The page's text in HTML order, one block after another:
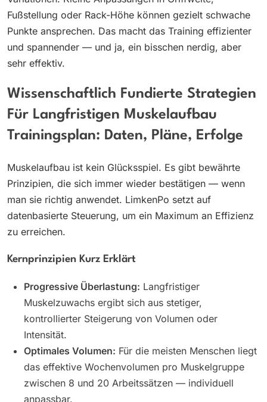
Fußstellung oder Rack-Höhe können gezielt schwache
Punkte ansprechen. Das macht das Training effizienter
und spannender — und ja, ein bisschen nerdig, aber
sehr effektiv.
Wissenschaftlich Fundierte Strategien
Für Langfristigen Muskelaufbau
Trainingsplan: Daten, Pläne, Erfolge
Muskelaufbau ist kein Glücksspiel. Es gibt bewährte
Prinzipien, die sich immer wieder bestätigen — wenn
man sie richtig anwendet. LimkenPo setzt auf
datenbasierte Steuerung, um ein Maximum an Effizienz
zu erreichen.
Kernprinzipien Kurz Erklärt
Progressive Überlastung: Langfristiger
Muskelzuwachs ergibt sich aus stetiger,
kontrollierter Steigerung von Volumen oder
Intensität.
Optimales Volumen: Für die meisten Menschen liegt
das effektive Wochenvolumen pro Muskelgruppe
zwischen 8 und 20 Arbeitssätzen — individuell
anpassbar.